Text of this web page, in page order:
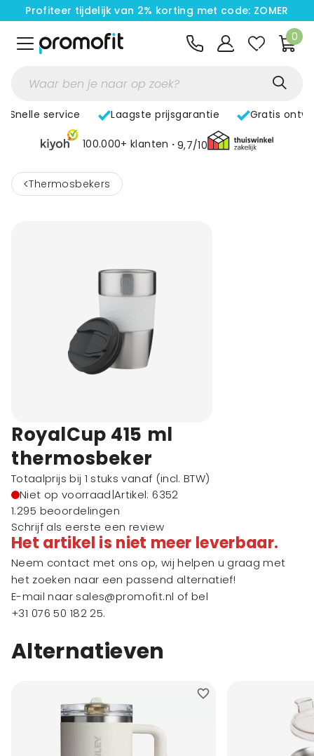
Profiteer tijdelijk van 2% korting met code: ZOMER
0
Snelle service Laagste prijsgarantie Gratis
100.000+ klanten 9,7/10
< Thermosbekers
RoyalCup 415 ml
thermosbeker
Totaalprijs bij 1 stuks vanaf (incl. BTW)
Niet op voorraad|Artikel: 6352
1.295 beoordelingen
Schrijf als eerste een review
Het artikel is niet meer leverbaar.
Neem contact met ons op, wij helpen u graag met
het zoeken naar een passend alternatief!
E-mail naar sales@promofit.nl of bel
+31 076 50 182 25.
Alternatieven